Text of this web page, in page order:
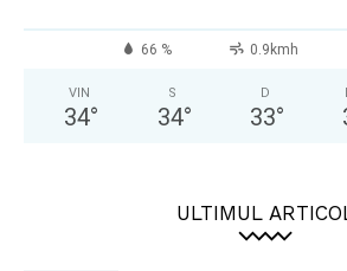
66 % 0.9kmh
VIN
34°
S
34°
D
33°
ULTIMUL